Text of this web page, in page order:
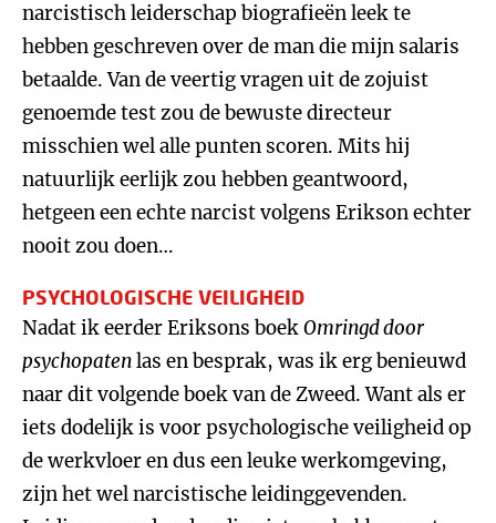
narcistisch leiderschap biografieën leek te
hebben geschreven over de man die mijn salaris
betaalde. Van de veertig vragen uit de zojuist
genoemde test zou de bewuste directeur
misschien wel alle punten scoren. Mits hij
natuurlijk eerlijk zou hebben geantwoord,
hetgeen een echte narcist volgens Erikson echter
nooit zou doen…
PSYCHOLOGISCHE VEILIGHEID
Nadat ik eerder Eriksons boekOmringd door
psychopatenlas en besprak, was ik erg benieuwd
naar dit volgende boek van de Zweed. Want als er
iets dodelijk is voor psychologische veiligheid op
de werkvloer en dus een leuke werkomgeving,
zijn het wel narcistische leidinggevenden.